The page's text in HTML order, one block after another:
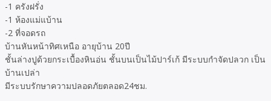
-1 ครังฝรั่ง
-1 ห้องแม่แบ้าน
-2 ที่จอดรถ
บ้านหันหน้าทิศเหนือ อายุบ้าน 20ปี
ชั้นล่างปูด้วยกระเบื้องหินอ่น ชั้นบนเป็นไม้ปาร์เก้ มีระบบกำจัดปลวก เป็น
บ้านเปล่า
มีระบบรักษาความปลอดภัยตลอด24ชม.